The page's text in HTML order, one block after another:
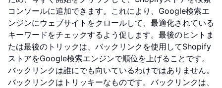
コンソールに追加できます。これにより、Google検索エ
ンジンにウェブサイトをクロールして、最適化されている
キーワードをチェックするよう促します。最後のヒントま
たは最後のトリックは、バックリンクを使用してShopify
ストアをGoogle検索エンジンで順位を上げることです。
バックリンクは誰にでも向いているわけではありません。
バックリンクはトリッキーなものです。バックリンクは、